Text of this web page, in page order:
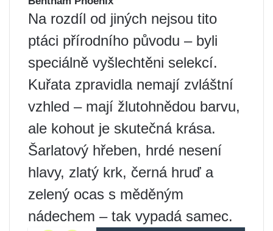
Na rozdíl od jiných nejsou tito
ptáci přírodního původu – byli
speciálně vyšlechtěni selekcí.
Kuřata zpravidla nemají zvláštní
vzhled – mají žlutohnědou barvu,
ale kohout je skutečná krása.
Šarlatový hřeben, hrdé nesení
hlavy, zlatý krk, černá hruď a
zelený ocas s měděným
nádechem – tak vypadá samec.